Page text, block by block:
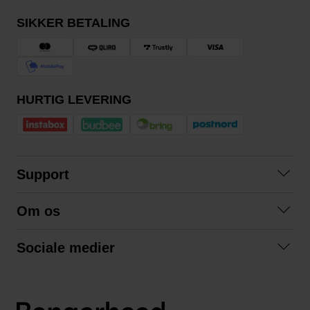
SIKKER BETALING
HURTIG LEVERING
Support
Betingelser
Om os
Sociale medier